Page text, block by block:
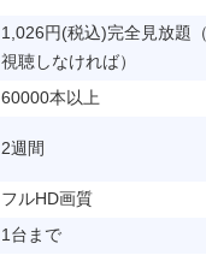
1,026円(税込)完全見放題
視聴しなければ）
60000本以上
2週間
フルHD画質
1台まで